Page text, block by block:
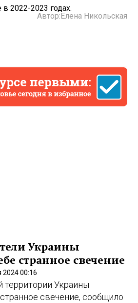
2022-2023 годах.
Автор: Елена Никольская
Украины
странное свечение
2024 00:16
территории Украины
свечение, сообщило